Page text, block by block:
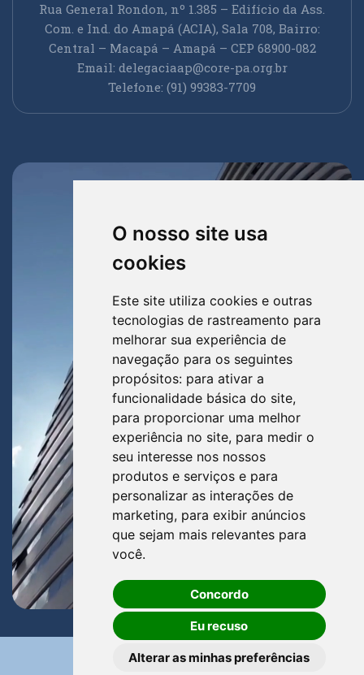
O nosso site usa
cookies
Este site utiliza cookies e outras
tecnologias de rastreamento para
melhorar sua experiência de
navegação para os seguintes
propósitos: para ativar a
funcionalidade básica do site,
para proporcionar uma melhor
experiência no site, para medir o
seu interesse nos nossos
produtos e serviços e para
personalizar as interações de
marketing, para exibir anúncios
que sejam mais relevantes para
você.
Concordo
Eu recuso
Alterar as minhas preferências
Rua General Rondon, nº 1.385 – Edifício da Ass.
Com. e Ind. do Amapá (ACIA), Sala 708, Bairro:
Central – Macapá – Amapá – CEP 68900-082
Email: delegaciaap@core-pa.org.br
Telefone: (91) 99383-7709